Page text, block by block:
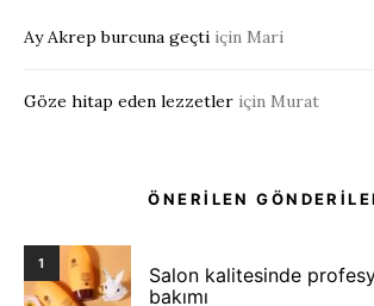
Ay Akrep burcuna geçti için Mari
Göze hitap eden lezzetler için Murat
ÖNERİLEN
1
Salon kalitesinde
bakımı